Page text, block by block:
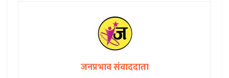
जनप्रभाव संवाददाता